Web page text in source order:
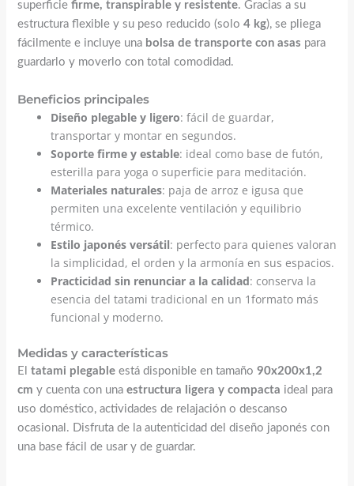
superficie firme, transpirable y resistente. Gracias a su
estructura flexible y su peso reducido (solo 4 kg), se pliega
fácilmente e incluye una bolsa de transporte con asas para
guardarlo y moverlo con total comodidad.
Beneficios principales
Diseño plegable y ligero: fácil de guardar,
transportar y montar en segundos.
Soporte firme y estable: ideal como base de futón,
esterilla para yoga o superficie para meditación.
Materiales naturales: paja de arroz e igusa que
permiten una excelente ventilación y equilibrio
térmico.
Estilo japonés versátil: perfecto para quienes valoran
la simplicidad, el orden y la armonía en sus espacios.
Practicidad sin renunciar a la calidad: conserva la
esencia del tatami tradicional en un 1formato más
funcional y moderno.
Medidas y características
El tatami plegableestá disponible en tamaño 90x200x1,2
cm y cuenta con una estructura ligera y compacta ideal para
uso doméstico, actividades de relajación o descanso
ocasional. Disfruta de la autenticidad del diseño japonés con
una base fácil de usar y de guardar.